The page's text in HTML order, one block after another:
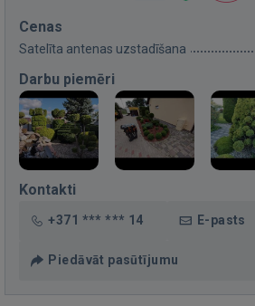
Cenas
Satelīta antenas uzstadīšana
Darbu piemēri
Kontakti
+371 *** *** 14 E-pasts
Piedāvāt pasūtījumu